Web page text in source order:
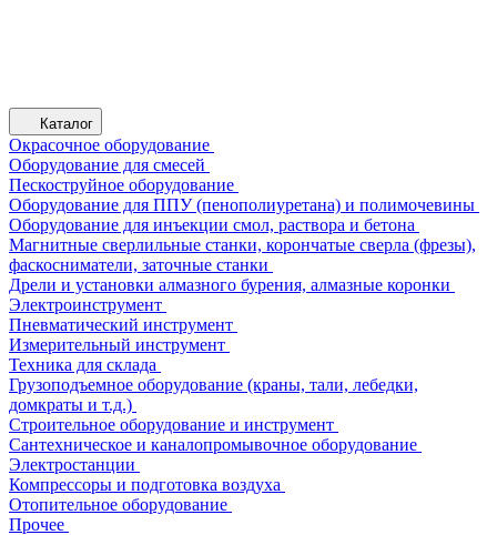
Каталог
Окрасочное оборудование
Оборудование для смесей
Пескоструйное оборудование
Оборудование для ППУ (пенополиуретана) и полимочевины
Оборудование для инъекции смол, раствора и бетона
Магнитные сверлильные станки, корончатые сверла (фрезы),
фаскосниматели, заточные станки
Дрели и установки алмазного бурения, алмазные коронки
Электроинструмент
Пневматический инструмент
Измерительный инструмент
Техника для склада
Грузоподъемное оборудование (краны, тали, лебедки,
домкраты и т.д.)
Строительное оборудование и инструмент
Сантехническое и каналопромывочное оборудование
Электростанции
Компрессоры и подготовка воздуха
Отопительное оборудование
Прочее